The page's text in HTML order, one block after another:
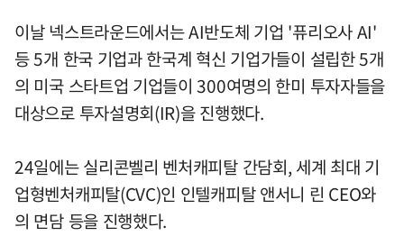
이날 넥스트라운드에서는 AI반도체 기업 '퓨리오사 AI'
등 5개 한국 기업과 한국계 혁신 기업가들이 설립한 5개
의 미국 스타트업 기업들이 300여명의 한미 투자자들을
대상으로 투자설명회(IR)을 진행했다.
24일에는 실리콘벨리 벤처캐피탈 간담회, 세계 최대 기
업형벤처캐피탈(CVC)인 인텔캐피탈 앤서니 린 CEO와
의 면담 등을 진행했다.